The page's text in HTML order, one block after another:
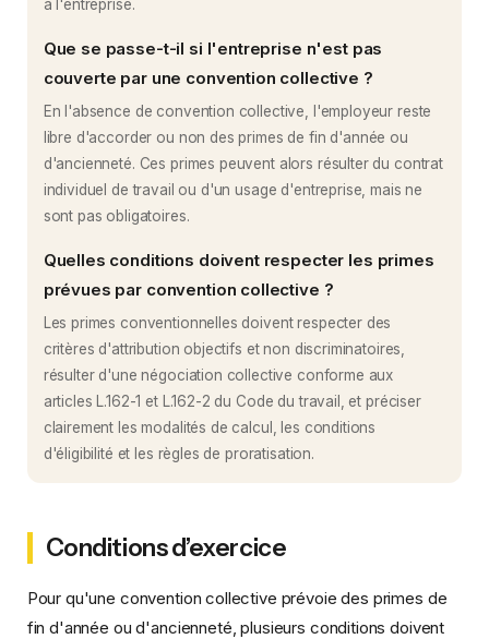
à l'entreprise.
Que se passe-t-il si l'entreprise n'est pas
couverte par une convention collective ?
En l'absence de convention collective, l'employeur reste
libre d'accorder ou non des primes de fin d'année ou
d'ancienneté. Ces primes peuvent alors résulter du contrat
individuel de travail ou d'un usage d'entreprise, mais ne
sont pas obligatoires.
Quelles conditions doivent respecter les primes
prévues par convention collective ?
Les primes conventionnelles doivent respecter des
critères d'attribution objectifs et non discriminatoires,
résulter d'une négociation collective conforme aux
articles L.162-1 et L.162-2 du Code du travail, et préciser
clairement les modalités de calcul, les conditions
d'éligibilité et les règles de proratisation.
Conditions d’exercice
Pour qu'une convention collective prévoie des primes de
fin d'année ou d'ancienneté, plusieurs conditions doivent